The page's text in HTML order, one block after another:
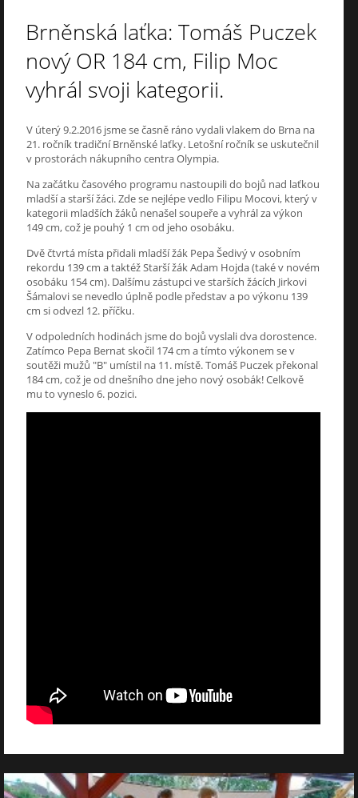
Brněnská laťka: Tomáš Puczek
nový OR 184 cm, Filip Moc
vyhrál svoji kategorii.
V úterý 9.2.2016 jsme se časně ráno vydali vlakem do Brna na
21. ročník tradiční Brněnské laťky. Letošní ročník se uskutečnil
v prostorách nákupního centra Olympia.
Na začátku časového programu nastoupili do bojů nad laťkou
mladší a starší žáci. Zde se nejlépe vedlo Filipu Mocovi, který v
kategorii mladších žáků nenašel soupeře a vyhrál za výkon
149 cm, což je pouhý 1 cm od jeho osobáku.
Dvě čtvrtá místa přidali mladší žák Pepa Šedivý v osobním
rekordu 139 cm a taktéž Starší žák Adam Hojda (také v novém
osobáku 154 cm). Dalšímu zástupci ve starších žácích Jirkovi
Šámalovi se nevedlo úplně podle představ a po výkonu 139
cm si odvezl 12. příčku.
V odpoledních hodinách jsme do bojů vyslali dva dorostence.
Zatímco Pepa Bernat skočil 174 cm a tímto výkonem se v
soutěži mužů "B" umístil na 11. místě. Tomáš Puczek překonal
184 cm, což je od dnešního dne jeho nový osobák! Celkově
mu to vyneslo 6. pozici.